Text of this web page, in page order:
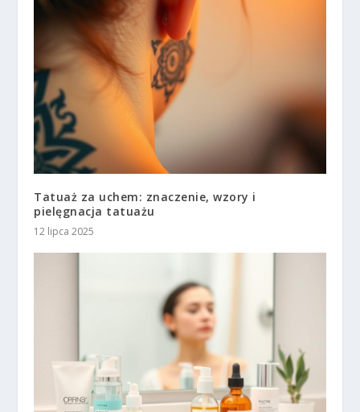
Tatuaż za uchem: znaczenie, wzory i
pielęgnacja tatuażu
12 lipca 2025